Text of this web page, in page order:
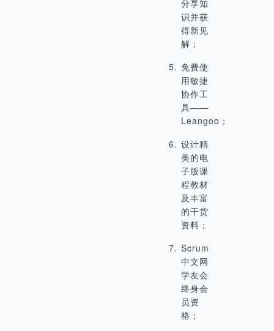
分享知
识并获
得新见
解；
免费使
用敏捷
协作工
具——
Leangoo；
设计精
美的电
子版课
程教材
及丰富
的干货
资料；
Scrum
中文网
学友会
终身会
员资
格；